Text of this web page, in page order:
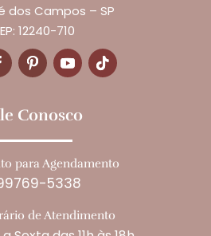
dos Campos – SP
12240-710
Conosco
para Agendamento
5338
de Atendimento